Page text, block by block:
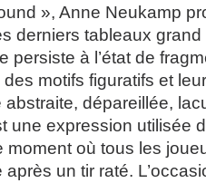
», Anne Neukamp
derniers tableaux grand
persiste à l’état de
motifs figuratifs et
dépareillée,
une expression utilisée
moment où tous les
après un tir raté.